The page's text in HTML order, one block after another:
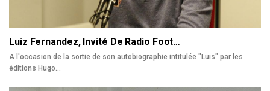
Luiz Fernandez, Invité De Radio Foot…
A l'occasion de la sortie de son autobiographie intitulée "Luis" par les
éditions Hugo…